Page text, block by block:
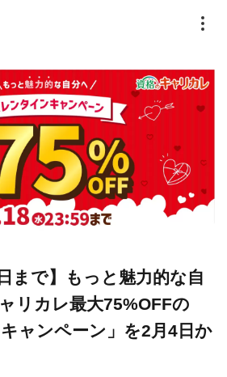
まで】もっと魅力的な自
リカレ最大75%OFFの
ャンペーン」を2月4日か